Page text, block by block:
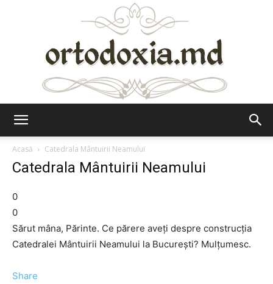
Acasă
Catedrala Mântuirii Neamului
Catedrala Mântuirii Neamului
0
0
Sărut mâna, Părinte. Ce părere aveţi despre construcţia
Catedralei Mântuirii Neamului la Bucureşti? Mulţumesc.
Share